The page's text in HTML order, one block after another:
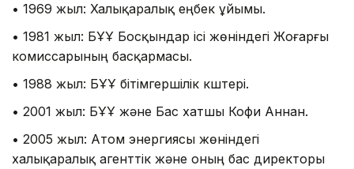
• 1969 жыл: Халықаралық еңбек ұйымы.
• 1981 жыл: БҰҰ Босқындар ісі жөніндегі Жоғарғы
комиссарының басқармасы.
• 1988 жыл: БҰҰ бітімгершілік күштері.
• 2001 жыл: БҰҰ және Бас хатшы Кофи Аннан.
• 2005 жыл: Атом энергиясы жөніндегі
халықаралық агенттік және оның бас директоры